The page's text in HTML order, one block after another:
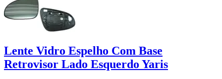
Lente Vidro Espelho Com Base
Retrovisor Lado Esquerdo Yaris